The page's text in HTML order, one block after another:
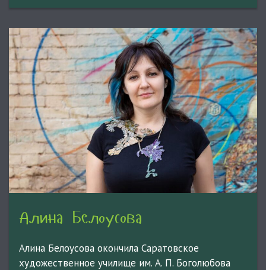
Алина Белоусова
Алина Белоусова окончила Саратовское
художественное училище им. А. П. Боголюбова